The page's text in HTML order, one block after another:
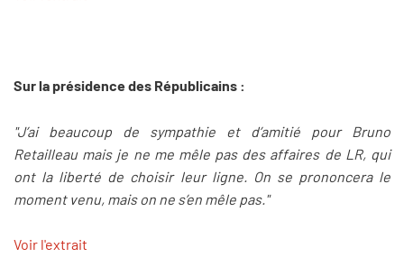
Sur la présidence des Républicains :
"J’ai beaucoup de sympathie et d’amitié pour Bruno
Retailleau mais je ne me mêle pas des affaires de LR, qui
ont la liberté de choisir leur ligne. On se prononcera le
moment venu, mais on ne s’en mêle pas."
Voir l'extrait